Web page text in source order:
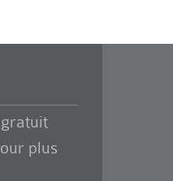
gratuit
plus